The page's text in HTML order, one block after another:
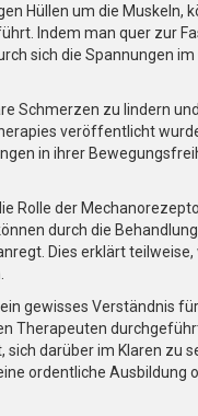
Hüllen um die Muskeln,
Indem man quer zur
sich die Spannungen
Schmerzen zu lindern
veröffentlicht
in ihrer
Rolle der
durch die
Dies erklärt
gewisses Verständnis
Therapeuten
darüber im Klaren zu
ordentliche Ausbildung